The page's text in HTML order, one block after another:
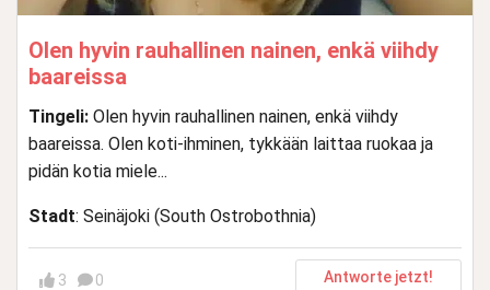
Olen hyvin rauhallinen nainen, enkä viihdy
baareissa
Tingeli: Olen hyvin rauhallinen nainen, enkä viihdy
baareissa. Olen koti-ihminen, tykkään laittaa ruokaa ja
pidän kotia miele...
Stadt: Seinäjoki (South Ostrobothnia)
3 0 Antworte jetzt!